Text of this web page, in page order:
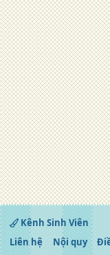
Kênh Sinh Viên
Liên hệ
Nội quy